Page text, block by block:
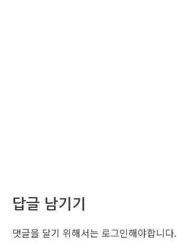
답글 남기기
댓글을 달기 위해서는 로그인해야합니다.